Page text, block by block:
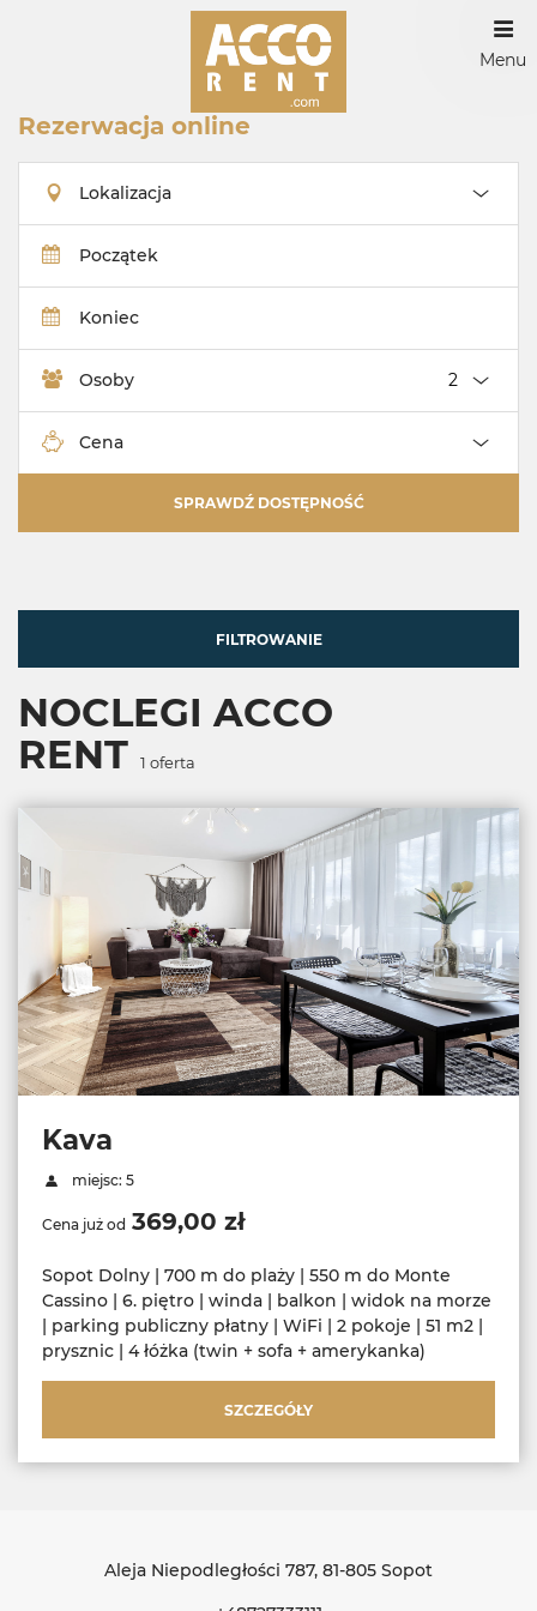
Menu
Rezerwacja online
Lokalizacja
Początek
Koniec
Osoby
Cena
SPRAWDŹ DOSTĘPNOŚĆ
FILTROWANIE
NOCLEGI ACCO
RENT
1 oferta
Kava
miejsc: 5
Cena już od 369,00 zł
Sopot Dolny | 700 m do plaży | 550 m do Monte
Cassino | 6. piętro | winda | balkon | widok na morze
| parking publiczny płatny | WiFi | 2 pokoje | 51 m2 |
prysznic | 4 łóżka (twin + sofa + amerykanka)
SZCZEGÓŁY
Aleja Niepodległości 787, 81-805 Sopot